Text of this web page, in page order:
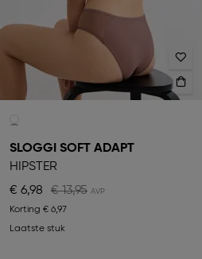
SLOGGI SOFT ADAPT
HIPSTER
€ 6,98
€ 13,95
Korting € 6,97
Laatste stuk